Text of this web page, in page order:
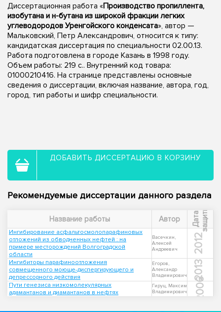
Диссертационная работа «Производство пропиллента,
изобутана и н-бутана из широкой фракции легких
углеводородов Уренгойского конденсата», автор —
Мальковский, Петр Александрович, относится к типу:
кандидатская диссертация по специальности 02.00.13.
Работа подготовлена в городе Казань в 1998 году.
Объем работы: 219 с.. Внутренний код товара:
01000210416. На странице представлены основные
сведения о диссертации, включая название, автора, год,
город, тип работы и шифр специальности.
ДОБАВИТЬ ДИССЕРТАЦИЮ В КОРЗИНУ
Рекомендуемые диссертации данного раздела
Название работы Автор Д
а
т
а
з
а
щ
и
т ы
Ингибирование асфальтосмолопарафиновых
отложений из обводненных нефтей : на
примере месторождений Волгоградской
области
Васечкин,
Алексей
Андреевич
2012
Ингибиторы парафиноотложения
совмещенного моюще-диспергирующего и
депрессорного действия
Егоров,
Александр
Владимирович
2013
Пути генезиса низкомолекулярных
адамантанов и диамантанов в нефтях
Гируц, Максим
Владимирович
2006